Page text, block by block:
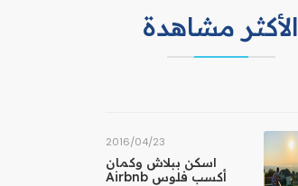
الأكثر مشاهدة
23‏/04‏/2016
اسكن ببلاش وكمان
أكسب فلوس Airbnb